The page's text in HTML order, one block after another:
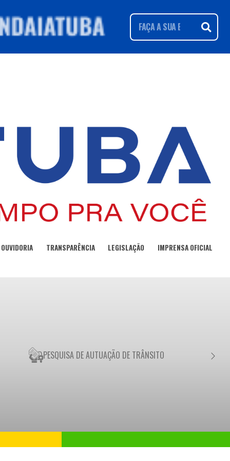
OUVIDORIA TRANSPARÊNCIA LEGISLAÇÃO IMPRENSA OFICIAL
PESQUISA DE AUTUAÇÃO DE TRÂNSITO